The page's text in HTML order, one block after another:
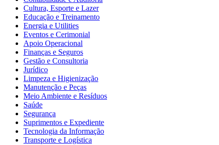
Cultura, Esporte e Lazer
Educação e Treinamento
Energia e Utilities
Eventos e Cerimonial
Apoio Operacional
Finanças e Seguros
Gestão e Consultoria
Jurídico
Limpeza e Higienização
Manutenção e Peças
Meio Ambiente e Resíduos
Saúde
Segurança
Suprimentos e Expediente
Tecnologia da Informação
Transporte e Logística